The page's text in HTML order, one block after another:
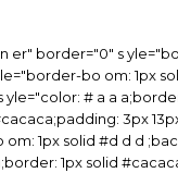
er" border="0" s
bo om:
yle="color: # a a
3px
om: 1px solid #d d d
1px solid